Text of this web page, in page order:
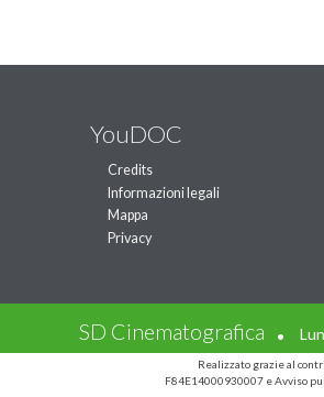
YouDOC
Credits
Informazioni legali
Mappa
Privacy
SD Cinematografica .
Realizzato grazie al
F84E14000930007 e Avviso